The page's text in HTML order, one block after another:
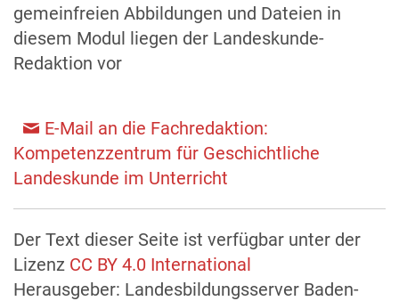
gemeinfreien Abbildungen und Dateien in
diesem Modul liegen der Landeskunde-
Redaktion vor
E-Mail an die Fachredaktion:
Kompetenzzentrum für Geschichtliche
Landeskunde im Unterricht
Der Text dieser Seite ist verfügbar unter der
Lizenz CC BY 4.0 International
Herausgeber: Landesbildungsserver Baden-